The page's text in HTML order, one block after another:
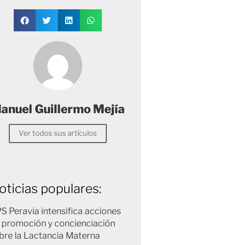
Guillermo Mejía
Ver todos sus artículos
populares:
Peravia intensifica acciones
promoción y concienciación
la Lactancia Materna